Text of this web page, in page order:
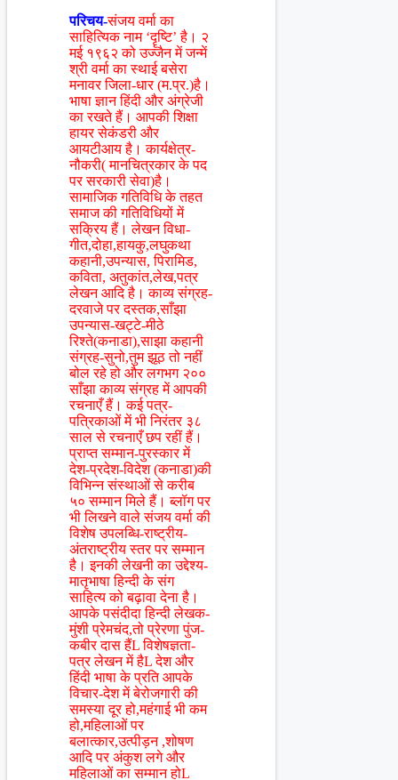
परिचय-संजय वर्मा का
साहित्यिक नाम ‘दॄष्टि’ है। २
मई १९६२ को उज्जैन में जन्में
श्री वर्मा का स्थाई बसेरा
मनावर जिला-धार (म.प्र.)है।
भाषा ज्ञान हिंदी और अंग्रेजी
का रखते हैं। आपकी शिक्षा
हायर सेकंडरी और
आयटीआय है। कार्यक्षेत्र-
नौकरी( मानचित्रकार के पद
पर सरकारी सेवा)है।
सामाजिक गतिविधि के तहत
समाज की गतिविधियों में
सक्रिय हैं। लेखन विधा-
गीत,दोहा,हायकु,लघुकथा
कहानी,उपन्यास, पिरामिड,
कविता, अतुकांत,लेख,पत्र
लेखन आदि है। काव्य संग्रह-
दरवाजे पर दस्तक,साँझा
उपन्यास-खट्टे-मीठे
रिश्ते(कनाडा),साझा कहानी
संग्रह-सुनो,तुम झूठ तो नहीं
बोल रहे हो और लगभग २००
साँझा काव्य संग्रह में आपकी
रचनाएँ हैं। कई पत्र-
पत्रिकाओं में भी निरंतर ३८
साल से रचनाएँ छप रहीं हैं।
प्राप्त सम्मान-पुरस्कार में
देश-प्रदेश-विदेश (कनाडा)की
विभिन्न संस्थाओं से करीब
५० सम्मान मिले हैं। ब्लॉग पर
भी लिखने वाले संजय वर्मा की
विशेष उपलब्धि-राष्ट्रीय-
अंतराष्ट्रीय स्तर पर सम्मान
है। इनकी लेखनी का उद्देश्य-
मातृभाषा हिन्दी के संग
साहित्य को बढ़ावा देना है।
आपके पसंदीदा हिन्दी लेखक-
मुंशी प्रेमचंद,तो प्रेरणा पुंज-
कबीर दास हैंL विशेषज्ञता-
पत्र लेखन में हैL देश और
हिंदी भाषा के प्रति आपके
विचार-देश में बेरोजगारी की
समस्या दूर हो,महंगाई भी कम
हो,महिलाओं पर
बलात्कार,उत्पीड़न ,शोषण
आदि पर अंकुश लगे और
महिलाओं का सम्मान होL